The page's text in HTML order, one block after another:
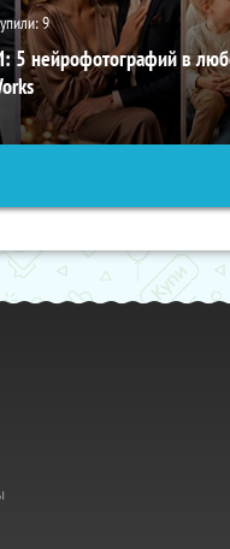
9
5 нейрофотографий в